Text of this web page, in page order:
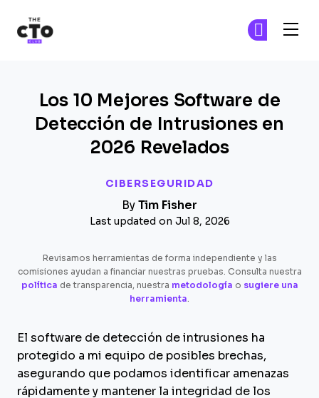
CIBERSEGURIDAD
Los 10 Mejores Software de
Detección de Intrusiones en
2026 Revelados
By Tim Fisher
Last updated on Jul 8, 2026
Revisamos herramientas de forma independiente y las
comisiones ayudan a financiar nuestras pruebas. Consulta nuestra
política de transparencia, nuestra metodología o sugiere una
herramienta.
El software de detección de intrusiones ha
protegido a mi equipo de posibles brechas,
asegurando que podamos identificar amenazas
rápidamente y mantener la integridad de los